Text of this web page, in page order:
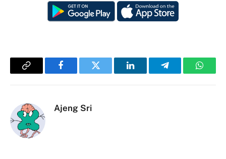
Copy
FacebookTwitter LinkedInTelegram
Ajeng Sri